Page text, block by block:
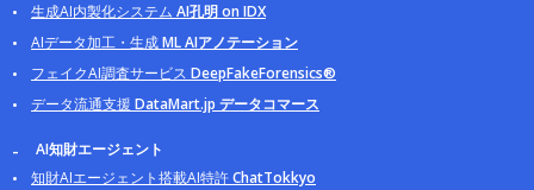
生成AI内製化システム AI孔明 on IDX
AIデータ加工・生成ML AIアノテーション
フェイクAI調査サービス DeepFakeForensics®
データ流通支援DataMart.jp データコマース
AI知財エージェント
知財AIエージェント搭載AI特許ChatTokkyo